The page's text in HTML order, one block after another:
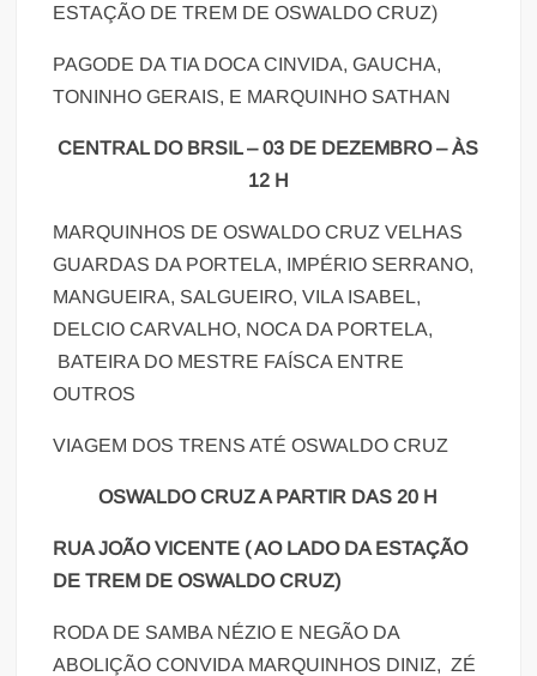
ESTAÇÃO DE TREM DE OSWALDO CRUZ)
PAGODE DA TIA DOCA CINVIDA, GAUCHA,
TONINHO GERAIS, E MARQUINHO SATHAN
CENTRAL DO BRSIL – 03 DE DEZEMBRO – ÀS
12 H
MARQUINHOS DE OSWALDO CRUZ VELHAS
GUARDAS DA PORTELA, IMPÉRIO SERRANO,
MANGUEIRA, SALGUEIRO, VILA ISABEL,
DELCIO CARVALHO, NOCA DA PORTELA,
BATEIRA DO MESTRE FAÍSCA ENTRE
OUTROS
VIAGEM DOS TRENS ATÉ OSWALDO CRUZ
OSWALDO CRUZ A PARTIR DAS 20 H
RUA JOÃO VICENTE ( AO LADO DA ESTAÇÃO
DE TREM DE OSWALDO CRUZ)
RODA DE SAMBA NÉZIO E NEGÃO DA
ABOLIÇÃO CONVIDA MARQUINHOS DINIZ, ZÉ